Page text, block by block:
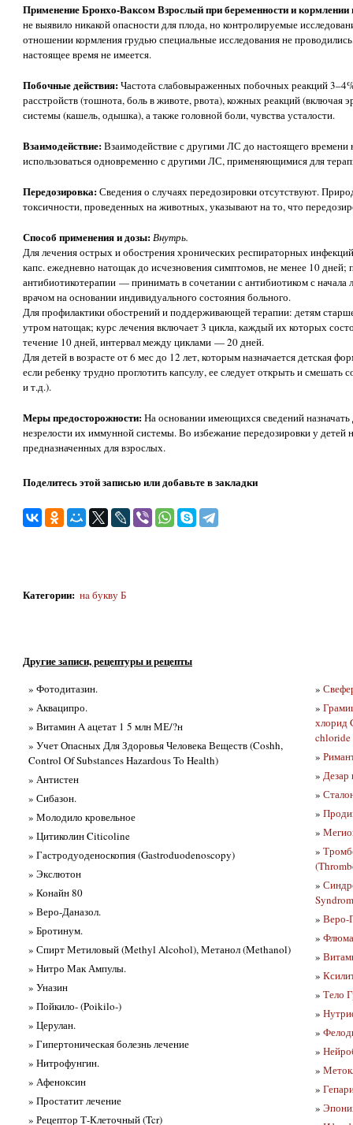
Применение Бронхо-Ваксом Взрослый при беременности и
не выявило никакой опасности для плода, но контролируемые
отношении кормления грудью специальные исследования не
настоящее время не имеется.
Побочные действия:Частота слабовыраженных побочных реакций
расстройств (тошнота, боль в животе, рвота), кожных реакций (включая
системы (кашель, одышка), а также головной боли, чувства усталости.
Взаимодействие:Взаимодействие с другими ЛС до настоящего времени
использоваться одновременно с другими ЛС, применяющимися для
Передозировка:Сведения о случаях передозировки отсутствуют.
токсичности, проведенных на животных, указывают на то, что
Способ применения и дозы: Внутрь.
Для лечения острых и обострения хронических респираторных
капс. ежедневно натощак до исчезновения симптомов, не менее 10
антибиотикотерапии — принимать в сочетании с антибиотиком с начала
врачом на основании индивидуального состояния больного.
Для профилактики обострений и поддерживающей терапии: детям
утром натощак; курс лечения включает 3 цикла, каждый их которых
течение 10 дней, интервал между циклами — 20 дней.
Для детей в возрасте от 6 мес до 12 лет, которым назначается детская
если ребенку трудно проглотить капсулу, ее следует открыть и
и т.д.).
Меры предосторожности:На основании имеющихся сведений назначать
незрелости их иммунной системы. Во избежание передозировки у детей
предназначенных для взрослых.
Поделитесь этой записью или добавьте в закладки
Категории: нa букву Б
Другие записи, рецептуры и рецепты
» Фотодитазин.
» Акваципро.
» Витамин A ацетат 1 5 млн МЕ/?н
» Учет Опасных Для Здоровья Человека Веществ (Coshh,
Control Of Substances Hazardous To Health)
» Антистен
» Сибазон.
» Молодило кровельное
» Цитиколин Citicoline
» Гастродуоденоскопия (Gastroduodenoscopy)
» Экслютон
» Конайн 80
» Веро-Даназол.
» Бротинум.
» Спирт Метиловый (Methyl Alcohol), Метанол (Methanol)
» Нитро Мак Ампулы.
» Уназин
» Пойкило- (Poikilo-)
» Церулан.
» Гипертоническая болезнь лечение
» Нитрофунгин.
» Афеноксин
» Простатит лечение
» Рецептор Т-Клеточный (Tcr)
»
»
хлорид
chloride
»
» Дезар
»
»
»
»
»
» Веро-
»
»
»
» Тело
»
»
»
»
»
»